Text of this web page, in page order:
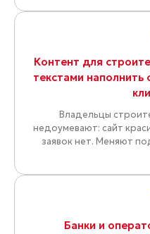
Контент для
текстами
Владельцы
недоумевают: сайт
заявок нет. Меняют
Банки и